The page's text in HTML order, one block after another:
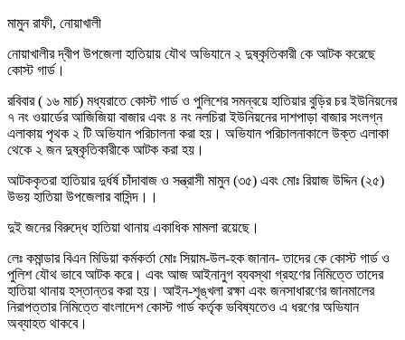
মামুন রাফী, নোয়াখালী
নোয়াখালীর দ্বীপ উপজেলা হাতিয়ায় যৌথ অভিযানে ২ দুষ্কৃতিকারী কে আটক করেছে
কোস্ট গার্ড।
রবিবার ( ১৬ মার্চ) মধ্যরাতে কোস্ট গার্ড ও পুলিশের সমন্বয়ে হাতিয়ার বুড়ির চর ইউনিয়নের
৭ নং ওয়ার্ডের আজিজিয়া বাজার এবং ৪ নং নলচিরা ইউনিয়নের দাশপাড়া বাজার সংলগ্ন
এলাকায় পৃথক ২ টি অভিযান পরিচালনা করা হয়। অভিযান পরিচালনাকালে উক্ত এলাকা
থেকে ২ জন দুষ্কৃতিকারীকে আটক করা হয়।
আটককৃতরা হাতিয়ার দুর্ধর্ষ চাঁদাবাজ ও সন্ত্রাসী মামুন (৩৫) এবং মোঃ রিয়াজ উদ্দিন (২৫)
উভয় হাতিয়া উপজেলার বাসিন্দ।।
দুই জনের বিরুদ্ধে হাতিয়া থানায় একাধিক মামলা রয়েছে।
লেঃ কমান্ডার বিএন মিডিয়া কর্মকর্তা মোঃ সিয়াম-উল-হক জানান- তাদের কে কোস্ট গার্ড ও
পুলিশ যৌথ ভাবে আটক করে। এবং আজ আইনানুগ ব্যবস্থা গ্রহণের নিমিত্তে তাদের
হাতিয়া থানায় হস্তান্তর করা হয়। আইন-শৃঙ্খলা রক্ষা এবং জনসাধারণের জানমালের
নিরাপত্তার নিমিত্তে বাংলাদেশ কোস্ট গার্ড কর্তৃক ভবিষ্যতেও এ ধরণের অভিযান
অব্যাহত থাকবে।